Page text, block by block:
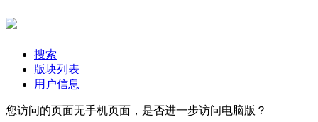
搜索
版块列表
用户信息
您访问的页面无手机页面，是否进一步访问电脑版？